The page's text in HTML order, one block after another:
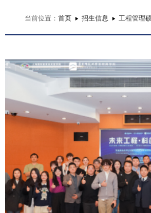
当前位置： 首页 招生信息 工程管理